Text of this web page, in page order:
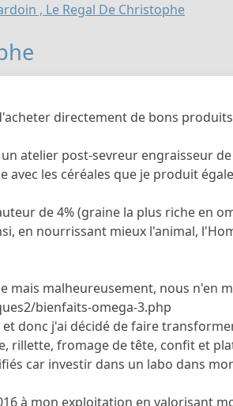
, Le Regal De Christophe
directement de bons
un atelier post-sevreur engraisseur
les céréales que je produit
de 4% (graine la plus riche en
en nourrissant mieux l'animal,
malheureusement, nous n'en
bienfaits-omega-3.php
donc j'ai décidé de faire
rillette, fromage de tête, confit et
car investir dans un labo dans
à mon exploitation en valorisant